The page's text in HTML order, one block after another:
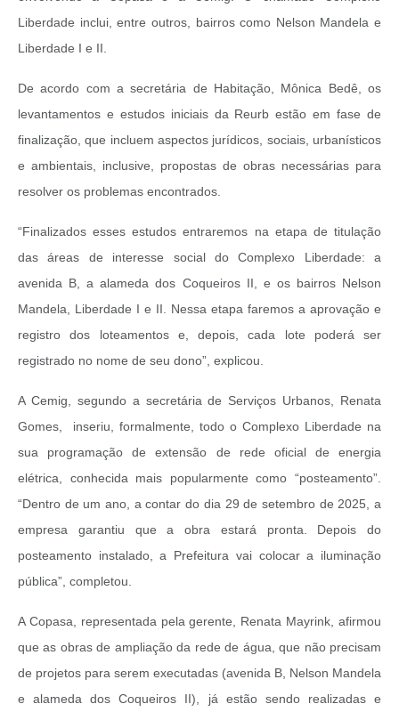
Liberdade inclui, entre outros, bairros como Nelson Mandela e
Liberdade I e II.
De acordo com a secretária de Habitação, Mônica Bedê, os
levantamentos e estudos iniciais da Reurb estão em fase de
finalização, que incluem aspectos jurídicos, sociais, urbanísticos
e ambientais, inclusive, propostas de obras necessárias para
resolver os problemas encontrados.
“Finalizados esses estudos entraremos na etapa de titulação
das áreas de interesse social do Complexo Liberdade: a
avenida B, a alameda dos Coqueiros II, e os bairros Nelson
Mandela, Liberdade I e II. Nessa etapa faremos a aprovação e
registro dos loteamentos e, depois, cada lote poderá ser
registrado no nome de seu dono”, explicou.
A Cemig, segundo a secretária de Serviços Urbanos, Renata
Gomes, inseriu, formalmente, todo o Complexo Liberdade na
sua programação de extensão de rede oficial de energia
elétrica, conhecida mais popularmente como “posteamento”.
“Dentro de um ano, a contar do dia 29 de setembro de 2025, a
empresa garantiu que a obra estará pronta. Depois do
posteamento instalado, a Prefeitura vai colocar a iluminação
pública”, completou.
A Copasa, representada pela gerente, Renata Mayrink, afirmou
que as obras de ampliação da rede de água, que não precisam
de projetos para serem executadas (avenida B, Nelson Mandela
e alameda dos Coqueiros II), já estão sendo realizadas e